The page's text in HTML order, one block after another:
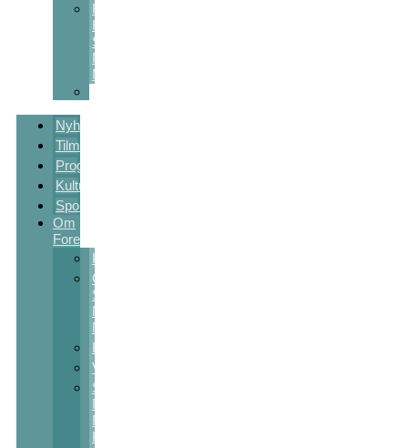
Kulturstøtte
Fra
Sct
Michaels
Nat
Nyheder
Tilmelding
Program
Kulturpakker
Sponsorer
Om
Foreningen
Kontakt
Om
Sct
Michaels
Nat
Bestyrelsen
Vedtægter
Sct
Michaels
Nats
Kulturpris